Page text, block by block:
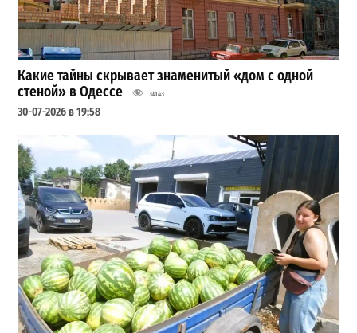
Какие тайны скрывает знаменитый «дом с одной
стеной» в Одессе
34143
30-07-2026 в 19:58